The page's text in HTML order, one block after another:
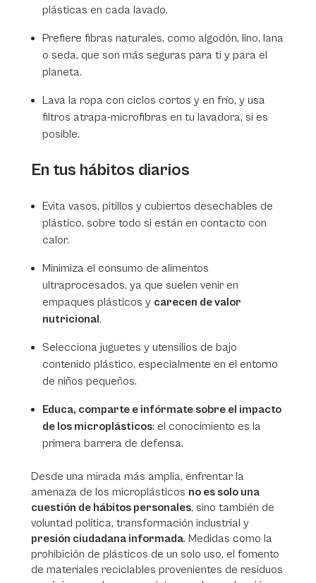
plásticas en cada lavado.
Prefiere fibras naturales, como algodón, lino, lana
o seda, que son más seguras para ti y para el
planeta.
Lava la ropa con ciclos cortos y en frío, y usa
filtros atrapa-microfibras en tu lavadora, si es
posible.
En tus hábitos diarios
Evita vasos, pitillos y cubiertos desechables de
plástico, sobre todo si están en contacto con
calor.
Minimiza el consumo de alimentos
ultraprocesados, ya que suelen venir en
empaques plásticos y carecen de valor
nutricional.
Selecciona juguetes y utensilios de bajo
contenido plástico, especialmente en el entorno
de niños pequeños.
Educa, comparte e infórmate sobre el impacto
de los microplásticos: el conocimiento es la
primera barrera de defensa.
Desde una mirada más amplia, enfrentar la
amenaza de los microplásticos no es solo una
cuestión de hábitos personales, sino también de
voluntad política, transformación industrial y
presión ciudadana informada. Medidas como la
prohibición de plásticos de un solo uso, el fomento
de materiales reciclables provenientes de residuos